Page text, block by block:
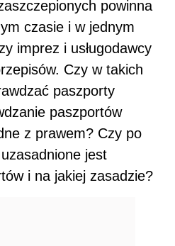
powinna
czasie i w jednym
imprez i usługodawcy
Czy w takich
paszporty
paszportów
z prawem? Czy po
jest
i na jakiej zasadzie?